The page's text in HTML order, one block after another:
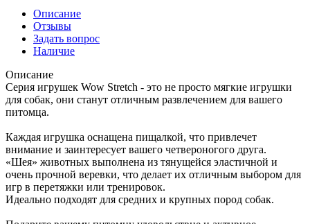
Описание
Отзывы
Задать вопрос
Наличие
Описание
Серия игрушек Wow Stretch - это не просто мягкие игрушки
для собак, они станут отличным развлечением для вашего
питомца.
Каждая игрушка оснащена пищалкой, что привлечет
внимание и заинтересует вашего четвероногого друга.
«Шея» животных выполнена из тянущейся эластичной и
очень прочной веревки, что делает их отличным выбором для
игр в перетяжки или тренировок.
Идеально подходят для средних и крупных пород собак.